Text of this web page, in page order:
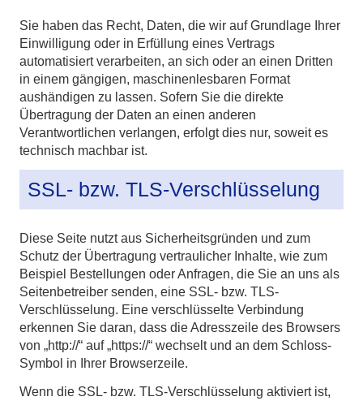
Sie haben das Recht, Daten, die wir auf Grundlage Ihrer
Einwilligung oder in Erfüllung eines Vertrags
automatisiert verarbeiten, an sich oder an einen Dritten
in einem gängigen, maschinenlesbaren Format
aushändigen zu lassen. Sofern Sie die direkte
Übertragung der Daten an einen anderen
Verantwortlichen verlangen, erfolgt dies nur, soweit es
technisch machbar ist.
SSL- bzw. TLS-Verschlüsselung
Diese Seite nutzt aus Sicherheitsgründen und zum
Schutz der Übertragung vertraulicher Inhalte, wie zum
Beispiel Bestellungen oder Anfragen, die Sie an uns als
Seitenbetreiber senden, eine SSL- bzw. TLS-
Verschlüsselung. Eine verschlüsselte Verbindung
erkennen Sie daran, dass die Adresszeile des Browsers
von „http://“ auf „https://“ wechselt und an dem Schloss-
Symbol in Ihrer Browserzeile.
Wenn die SSL- bzw. TLS-Verschlüsselung aktiviert ist,